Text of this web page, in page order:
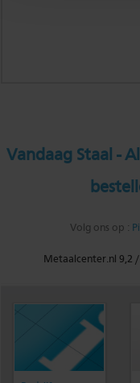
Vandaag Staal -
Volg ons op :
Metaalcenter.nl 9,2 /